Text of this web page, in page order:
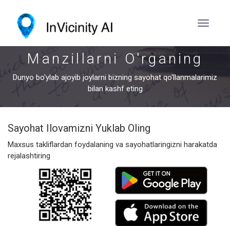
Manzillarni O'rganing
Dunyo bo'ylab ajoyib joylarni bizning sayohat qo'llanmalarimiz
bilan kashf eting
Sayohat Ilovamizni Yuklab Oling
Maxsus takliflardan foydalaning va sayohatlaringizni harakatda
rejalashtiring